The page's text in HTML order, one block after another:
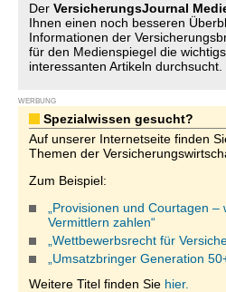
Der VersicherungsJournal
Ihnen einen noch besseren
Informationen der
für den Medienspiegel die
interessanten Artikeln durchsucht.
WERBUNG
Spezialwissen gesucht?
Auf unserer Internetseite finden
Themen der
Zum Beispiel:
„Provisionen und Courtagen
Vermittlern zahlen“
„Wettbewerbsrecht für
„Umsatzbringer Generation
Weitere Titel finden Sie hier.